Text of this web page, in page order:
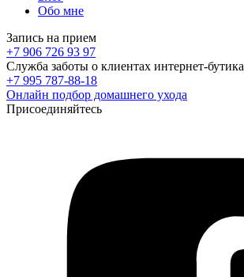
Обо мне
Запись на прием
+7 906 726 93 97
Служба заботы о клиентах интернет-бутика
+7 995 787-88-18
Онлайн подбор домашнего ухода
Присоединяйтесь